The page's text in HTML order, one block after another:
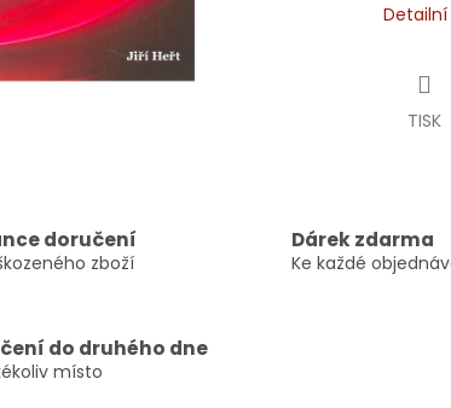
TISK
doručení
zboží
Dárek zdarma
Ke každé
do druhého dne
místo